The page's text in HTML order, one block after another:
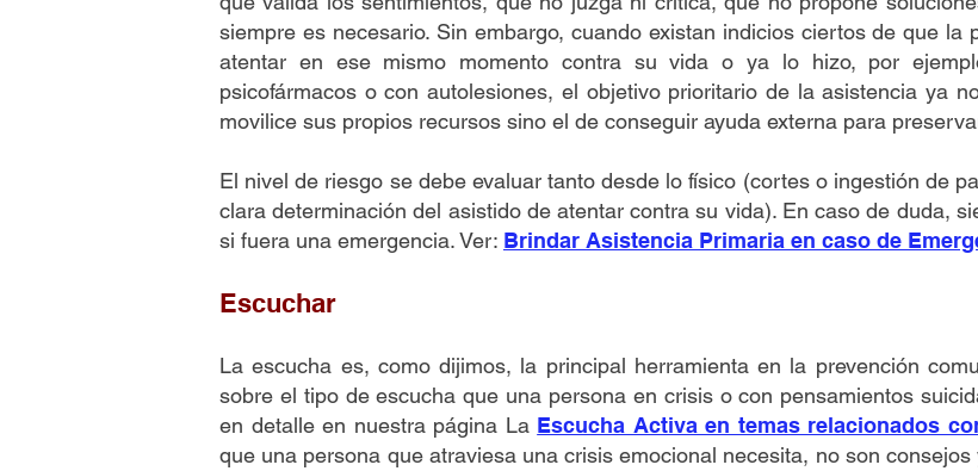
siempre es necesario. Sin embargo, cuando existan indicios ciertos de que
atentar en ese mismo momento contra su vida o ya lo hizo, por
psicofármacos o con autolesiones, el objetivo prioritario de la asistencia ya
movilice sus propios recursos sino el de conseguir ayuda externa para
El nivel de riesgo se debe evaluar tanto desde lo físico (cortes o ingestión de
clara determinación del asistido de atentar contra su vida). En caso de duda,
si fuera una emergencia. Ver: Brindar Asistencia Primaria en caso de
Escuchar
La escucha es, como dijimos, la principal herramienta en la prevención
sobre el tipo de escucha que una persona en crisis o con pensamientos
en detalle en nuestra página La Escucha Activa en temas relacionados
que una persona que atraviesa una crisis emocional necesita, no son